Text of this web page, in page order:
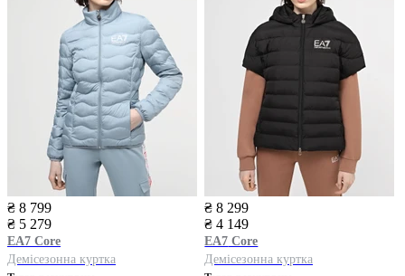
₴ 8 799
₴ 5 279
EA7 Core
Демісезонна куртка
₴ 8 299
₴ 4 149
EA7 Core
Демісезонна куртка